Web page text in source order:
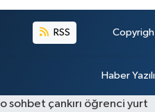
RSS
Haber
o sohbet çankırı öğrenci yurt